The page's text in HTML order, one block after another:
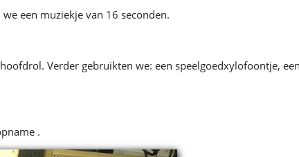
een muziekje van 16 seconden.
Verder gebruikten we: een speelgoedxylofoontje,
.